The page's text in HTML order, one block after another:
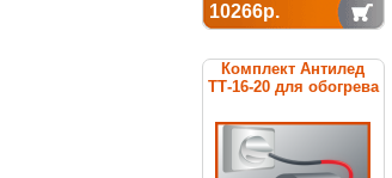
10266р.
Комплект Антилед
ТТ-16-20 для обогрева